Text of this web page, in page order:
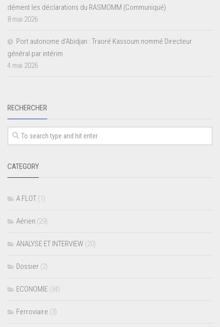
dément les déclarations du RASMOMM (Communiqué)
8 mai 2026
Port autonome d’Abidjan : Traoré Kassoum nommé Directeur
général par intérim
4 mai 2026
RECHERCHER
CATEGORY
A FLOT (1)
Aérien (29)
ANALYSE ET INTERVIEW (20)
Dossier (2)
ECONOMIE (34)
Ferroviaire (3)